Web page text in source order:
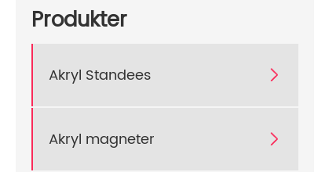
Produkter
Akryl Standees 
Akryl magneter 